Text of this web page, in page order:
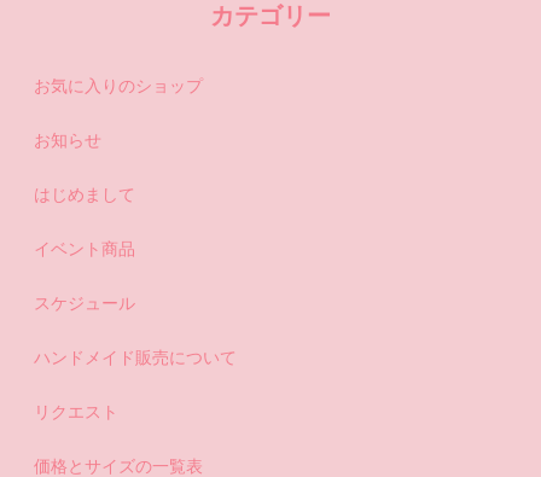
カテゴリー
お気に入りのショップ
お知らせ
はじめまして
イベント商品
スケジュール
ハンドメイド販売について
リクエスト
価格とサイズの一覧表